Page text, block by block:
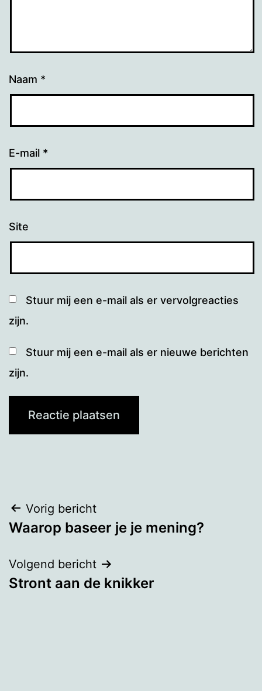
Naam *
E-mail *
Site
Stuur mij een e-mail als er vervolgreacties
zijn.
Stuur mij een e-mail als er nieuwe berichten
zijn.
Bericht
navigatie
Vorig bericht
Waarop baseer je je mening?
Volgend bericht
Stront aan de knikker